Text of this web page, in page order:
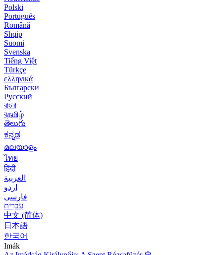
Polski
Português
Română
Shqip
Suomi
Svenska
Tiếng Việt
Türkçe
ελληνικά
Български
Русский
বাংলা
বதமிழ்
తెలుగు
ಕನ್ನಡ
മലയാളം
ไทย
हिंदी
العربية
اردو
فارسی
עִברִית
中文 (简体)
日本語
한국어
Imák